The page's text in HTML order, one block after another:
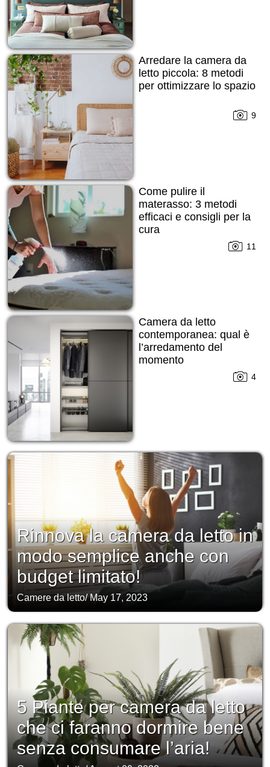
Arredare la camera da
letto piccola: 8 metodi
per ottimizzare lo spazio
9
Come pulire il
materasso: 3 metodi
efficaci e consigli per la
cura
11
Camera da letto
contemporanea: qual è
l’arredamento del
momento
4
Rinnova la camera da letto in
modo semplice anche con
budget limitato!
Camere da letto/May 17, 2023
5 Piante per camera da letto
che ci faranno dormire bene
senza consumare l’aria!